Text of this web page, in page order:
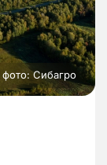
фото: Сибагро